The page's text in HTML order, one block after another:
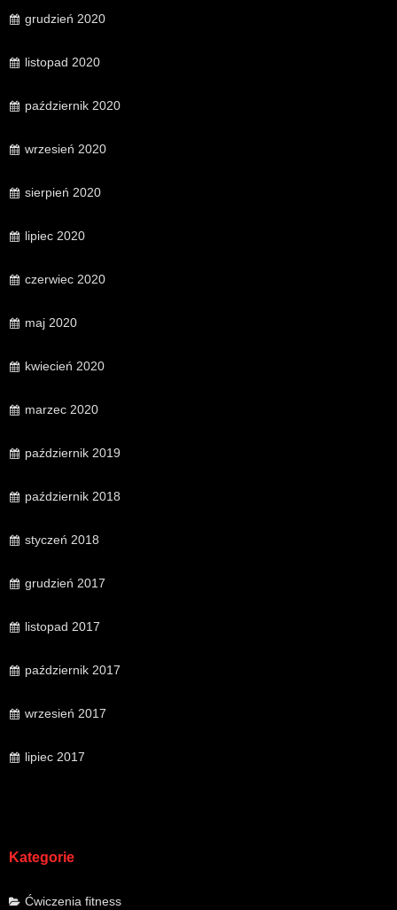
grudzień 2020
listopad 2020
październik 2020
wrzesień 2020
sierpień 2020
lipiec 2020
czerwiec 2020
maj 2020
kwiecień 2020
marzec 2020
październik 2019
październik 2018
styczeń 2018
grudzień 2017
listopad 2017
październik 2017
wrzesień 2017
lipiec 2017
Kategorie
Ćwiczenia fitness